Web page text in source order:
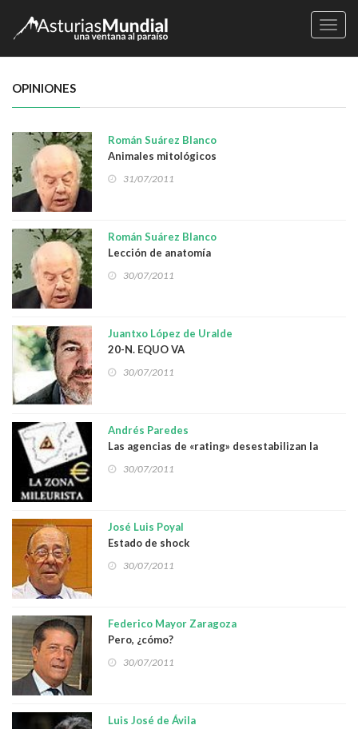
OPINIONES
Román Suárez Blanco
Animales mitológicos
31/07/2011
Román Suárez Blanco
Lección de anatomía
30/07/2011
Juantxo López de Uralde
20-N. EQUO VA
30/07/2011
Andrés Paredes
Las agencias de «rating» desestabilizan la
economía nacional
30/07/2011
José Luis Poyal
Estado de shock
30/07/2011
Federico Mayor Zaragoza
Pero, ¿cómo?
30/07/2011
Luis José de Ávila